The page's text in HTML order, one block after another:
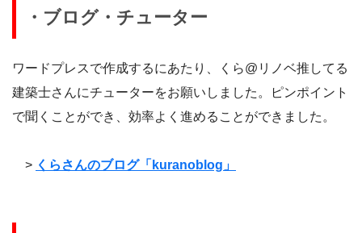
・ブログ・チューター
ワードプレスで作成するにあたり、くら@リノベ推してる
建築士さんにチューターをお願いしました。ピンポイント
で聞くことができ、効率よく進めることができました。
> くらさんのブログ「kuranoblog」